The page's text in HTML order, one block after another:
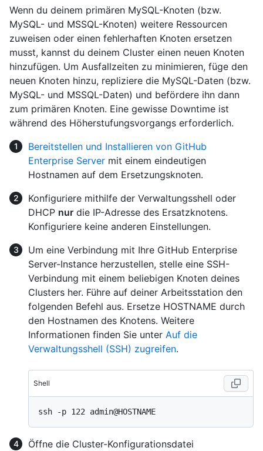
Wenn du deinem primären MySQL-Knoten (bzw.
MySQL- und MSSQL-Knoten) weitere Ressourcen
zuweisen oder einen fehlerhaften Knoten ersetzen
musst, kannst du deinem Cluster einen neuen Knoten
hinzufügen. Um Ausfallzeiten zu minimieren, füge den
neuen Knoten hinzu, repliziere die MySQL-Daten (bzw.
MySQL- und MSSQL-Daten) und befördere ihn dann
zum primären Knoten. Eine gewisse Downtime ist
während des Höherstufungsvorgangs erforderlich.
Bereitstellen und Installieren von GitHub
Enterprise Server mit einem eindeutigen
Hostnamen auf dem Ersetzungsknoten.
Konfiguriere mithilfe der Verwaltungsshell oder
DHCP nur die IP-Adresse des Ersatzknotens.
Konfiguriere keine anderen Einstellungen.
Um eine Verbindung mit Ihre GitHub Enterprise
Server-Instance herzustellen, stelle eine SSH-
Verbindung mit einem beliebigen Knoten deines
Clusters her. Führe auf deiner Arbeitsstation den
folgenden Befehl aus. Ersetze HOSTNAME durch
den Hostnamen des Knotens. Weitere
Informationen finden Sie unter Auf die
Verwaltungsshell (SSH) zugreifen.
Shell
Öffne die Cluster-Konfigurationsdatei